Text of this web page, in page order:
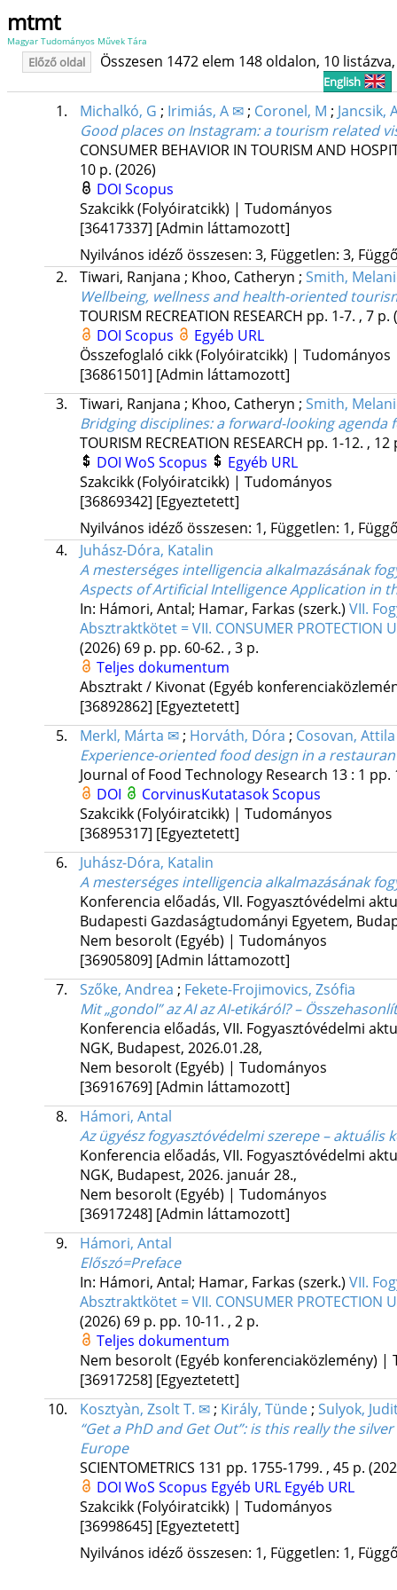
mtmt
Magyar Tudományos Művek Tára
Előző oldal Összesen 1472 elem 148 oldalon, 10
English
1. Michalkó, G ; Irimiás, A ✉; Coronel, M ; Jancsik,
Good places on Instagram: a tourism related
CONSUMER BEHAVIOR IN TOURISM AND
10 p. (2026)
DOI Scopus
Szakcikk (Folyóiratcikk) | Tudományos
[36417337] [Admin láttamozott]
Nyilvános idéző összesen: 3, Független: 3,
2.
Tiwari, Ranjana ; Khoo, Catheryn ; Smith,
Wellbeing, wellness and health-oriented
TOURISM RECREATION RESEARCH pp. 1-7. , 7 p.
DOI Scopus
Egyéb URL
Összefoglaló cikk (Folyóiratcikk) | Tudományos
[36861501] [Admin láttamozott]
3.
Tiwari, Ranjana ; Khoo, Catheryn ; Smith,
Bridging disciplines: a forward-looking
TOURISM RECREATION RESEARCH pp. 1-12. , 12
DOI WoS Scopus
Egyéb URL
Szakcikk (Folyóiratcikk) | Tudományos
[36869342] [Egyeztetett]
Nyilvános idéző összesen: 1, Független: 1,
4.
Juhász-Dóra, Katalin
A mesterséges intelligencia alkalmazásának
Aspects of Artificial Intelligence Application in
In: Hámori, Antal; Hamar, Farkas (szerk.) VII.
Absztraktkötet = VII. CONSUMER PROTECTION
(2026) 69 p. pp. 60-62. , 3 p.
Teljes dokumentum
Absztrakt / Kivonat (Egyéb
[36892862] [Egyeztetett]
5.
Merkl, Márta ✉; Horváth, Dóra ; Cosovan, Attila
Experience-oriented food design in a
Journal of Food Technology Research 13: 1 pp.
DOI
CorvinusKutatasokScopus
Szakcikk (Folyóiratcikk) | Tudományos
[36895317] [Egyeztetett]
6.
Juhász-Dóra, Katalin
A mesterséges intelligencia alkalmazásának
Konferencia előadás, VII. Fogyasztóvédelmi
Budapesti Gazdaságtudományi Egyetem,
Nem besorolt (Egyéb) | Tudományos
[36905809] [Admin láttamozott]
7.
Szőke, Andrea ; Fekete-Frojimovics, Zsófia
Mit „gondol” az AI az AI-etikáról? –
Konferencia előadás, VII. Fogyasztóvédelmi
NGK, Budapest, 2026.01.28,
Nem besorolt (Egyéb) | Tudományos
[36916769] [Admin láttamozott]
8.
Hámori, Antal
Az ügyész fogyasztóvédelmi szerepe – aktuális
Konferencia előadás, VII. Fogyasztóvédelmi
NGK, Budapest, 2026. január 28.,
Nem besorolt (Egyéb) | Tudományos
[36917248] [Admin láttamozott]
9.
Hámori, Antal
Előszó=Preface
In: Hámori, Antal; Hamar, Farkas (szerk.) VII.
Absztraktkötet = VII. CONSUMER PROTECTION
(2026) 69 p. pp. 10-11. , 2 p.
Teljes dokumentum
Nem besorolt (Egyéb konferenciaközlemény) |
[36917258] [Egyeztetett]
10.
Kosztyàn, Zsolt T. ✉; Király, Tünde; Sulyok,
“Get a PhD and Get Out”: is this really the
Europe
SCIENTOMETRICS 131 pp. 1755-1799. , 45 p.
DOI WoS Scopus Egyéb URL Egyéb URL
Szakcikk (Folyóiratcikk) | Tudományos
[36998645] [Egyeztetett]
Nyilvános idéző összesen: 1, Független: 1,